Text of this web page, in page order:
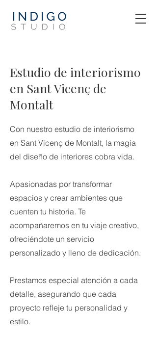
Estudio de interiorismo
en Sant Vicenç de
Montalt
Con nuestro estudio de interiorismo
en Sant Vicenç de Montalt, la magia
del diseño de interiores cobra vida.
Apasionadas por transformar
espacios y crear ambientes que
cuenten tu historia. Te
acompañaremos en tu viaje creativo,
ofreciéndote un servicio
personalizado y lleno de dedicación.
Prestamos especial atención a cada
detalle, asegurando que cada
proyecto refleje tu personalidad y
estilo.